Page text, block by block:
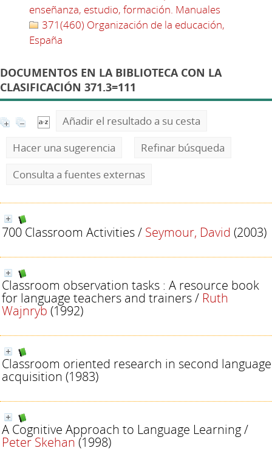
enseñanza, estudio, formación. Manuales
371(460) Organización de la educación,
España
DOCUMENTOS EN LA BIBLIOTECA CON LA
CLASIFICACIÓN 371.3=111
Añadir el resultado a su cesta
Hacer una sugerencia
Refinar búsqueda
Consulta a fuentes externas
700 Classroom Activities/ Seymour, David (2003)
Classroom observation tasks : A resource book
for language teachers and trainers/ Ruth
Wajnryb (1992)
Classroom oriented research in second language
acquisition (1983)
A Cognitive Approach to Language Learning/
Peter Skehan (1998)